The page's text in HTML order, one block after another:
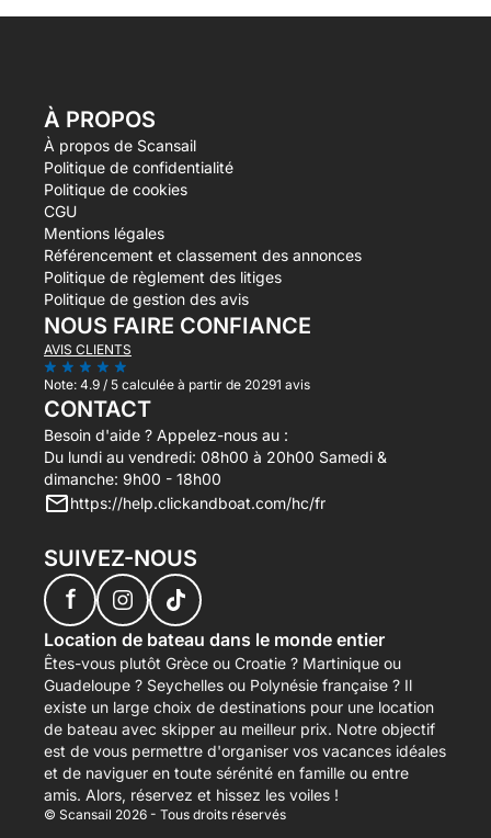
À PROPOS
À propos de Scansail
Politique de confidentialité
Politique de cookies
CGU
Mentions légales
Référencement et classement des annonces
Politique de règlement des litiges
Politique de gestion des avis
NOUS FAIRE CONFIANCE
AVIS CLIENTS
Note: 4.9 / 5 calculée à partir de 20291 avis
CONTACT
Besoin d'aide ? Appelez-nous au :
Du lundi au vendredi: 08h00 à 20h00 Samedi &
dimanche: 9h00 - 18h00
https://help.clickandboat.com/hc/fr
SUIVEZ-NOUS
f
Location de bateau dans le monde entier
Êtes-vous plutôt Grèce ou Croatie ? Martinique ou
Guadeloupe ? Seychelles ou Polynésie française ? Il
existe un large choix de destinations pour une location
de bateau avec skipper au meilleur prix. Notre objectif
est de vous permettre d'organiser vos vacances idéales
et de naviguer en toute sérénité en famille ou entre
amis. Alors, réservez et hissez les voiles !
© Scansail 2026 - Tous droits réservés